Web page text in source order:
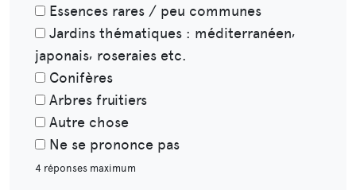
Essences rares / peu communes
Jardins thématiques : méditerranéen⸴
japonais⸴ roseraies etc.
Conifères
Arbres fruitiers
Autre chose
Ne se prononce pas
4 réponses maximum